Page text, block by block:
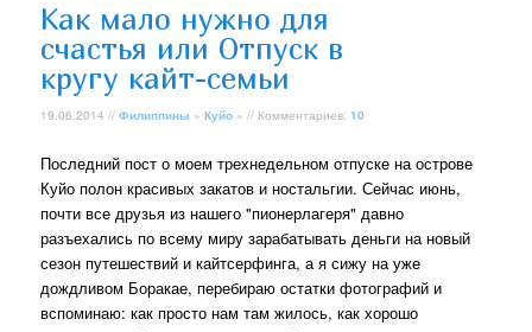
Как мало нужно для
счастья или Отпуск в
кругу кайт-семьи
19.06.2014 //Филиппины »Куйо » // Комментариев:10
Последний пост о моем трехнедельном отпуске на острове
Куйо полон красивых закатов и ностальгии. Сейчас июнь,
почти все друзья из нашего "пионерлагеря" давно
разъехались по всему миру зарабатывать деньги на новый
сезон путешествий и кайтсерфинга, а я сижу на уже
дождливом Боракае, перебираю остатки фотографий и
вспоминаю: как просто нам там жилось, как хорошо